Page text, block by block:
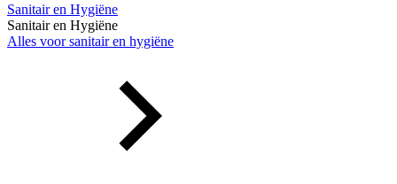
Sanitair en Hygiëne
Sanitair en Hygiëne
Alles voor sanitair en hygiëne